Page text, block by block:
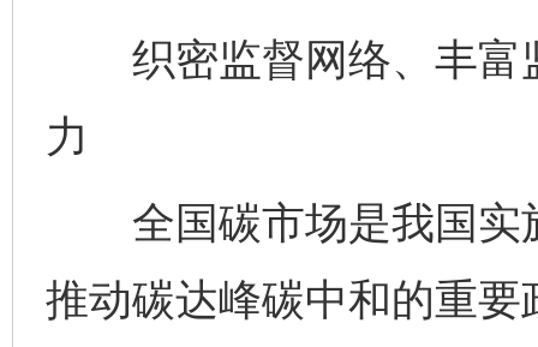
织密监督网络、丰富
力
全国碳市场是我国实
推动碳达峰碳中和的重